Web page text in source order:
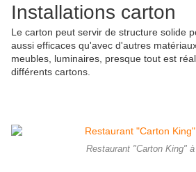
Installations carton
Le carton peut servir de structure solide
aussi efficaces qu'avec d'autres
meubles, luminaires, presque tout est
différents cartons.
Restaurant "Carton King"